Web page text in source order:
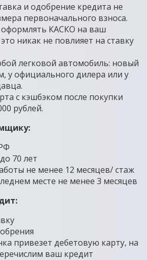
и одобрение кредита не
первоначального взноса.
КАСКО на ваш
никак не повлияет на ставку
легковой автомобиль: новый
у официального дилера или у
с кэшбэком после покупки
рублей.
70 лет
не менее 12 месяцев/ стаж
месте не менее 3 месяцев
привезет дебетовую карту, на
ваш кредит